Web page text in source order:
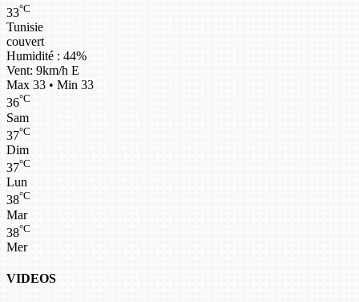
33°C
Tunisie
couvert
Humidité : 44%
Vent: 9km/h E
Max 33 • Min 33
36°C
Sam
37°C
Dim
37°C
Lun
38°C
Mar
38°C
Mer
VIDEOS